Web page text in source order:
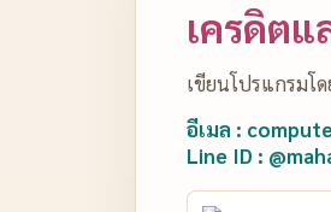
เครดิต
เขียนโปรแกรมโด
อีเมล :
Line ID :